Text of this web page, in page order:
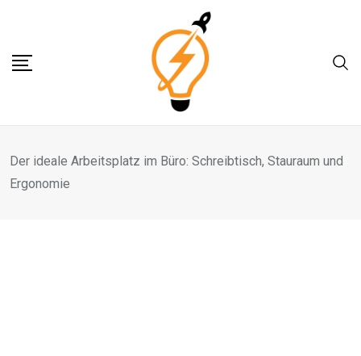
content
Der ideale Arbeitsplatz im Büro: Schreibtisch, Stauraum und
Ergonomie